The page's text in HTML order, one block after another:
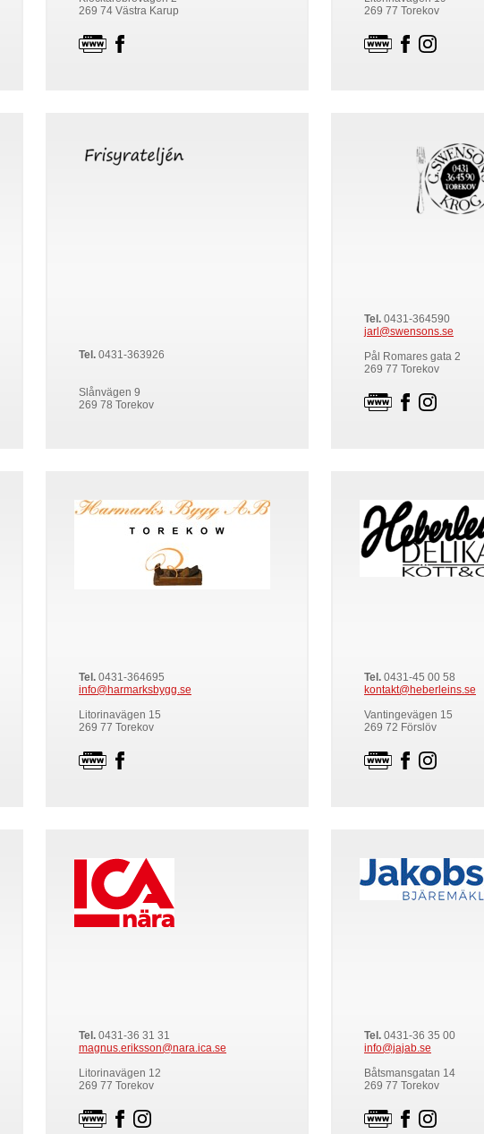
269 74 Västra Karup
269 77 Torekov
Tel. 0431-363926
Slånvägen 9
269 78 Torekov
Tel. 0431-364590
jarl@swensons.se
Pål Romares gata 2
269 77 Torekov
Tel. 0431-364695
info@harmarksbygg.se
Litorinavägen 15
269 77 Torekov
Tel. 0431-45 00 58
kontakt@heberleins.se
Vantingevägen 15
269 72 Förslöv
Tel. 0431-36 31 31
magnus.eriksson@nara.ica.se
Litorinavägen 12
269 77 Torekov
Tel. 0431-36 35 00
info@jajab.se
Båtsmansgatan 14
269 77 Torekov